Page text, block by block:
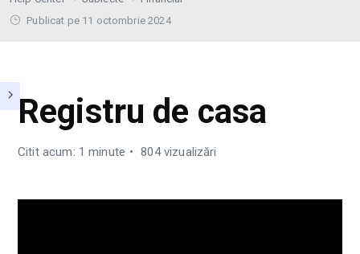
Publicat pe 11 octombrie 2024
Registru de casa
Citit acum: 1 minute 804 vizualizări